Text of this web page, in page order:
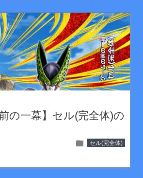
の一幕】セル(完全体)の
folder セル(完全体)